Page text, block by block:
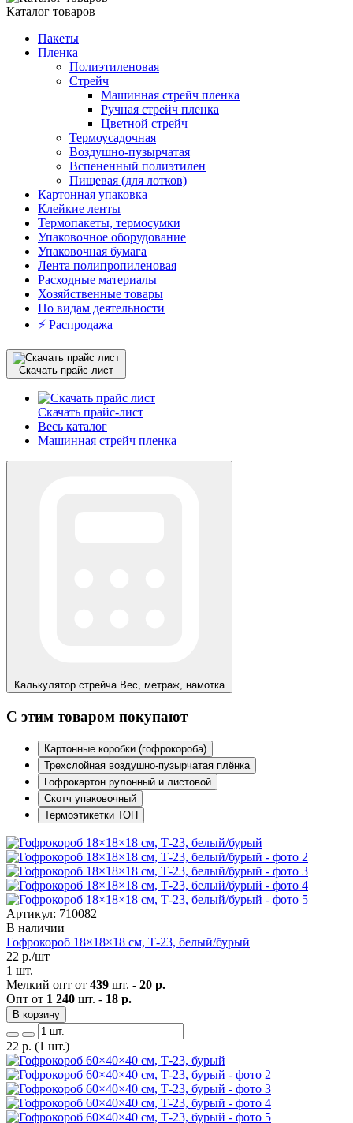
Каталог товаров
Пакеты
Пленка
Полиэтиленовая
Стрейч
Машинная стрейч пленка
Ручная стрейч пленка
Цветной стрейч
Термоусадочная
Воздушно-пузырчатая
Вспененный полиэтилен
Пищевая (для лотков)
Картонная упаковка
Клейкие ленты
Термопакеты, термосумки
Упаковочное оборудование
Упаковочная бумага
Лента полипропиленовая
Расходные материалы
Хозяйственные товары
По видам деятельности
⚡️ Распродажа
Скачать прайс-лист
Скачать прайс-лист
Весь каталог
Машинная стрейч пленка
Калькулятор стрейча Вес, метраж, намотка
С этим товаром покупают
Картонные коробки (гофрокороба)
Трехслойная воздушно-пузырчатая плёнка
Гофрокартон рулонный и листовой
Скотч упаковочный
Термоэтикетки ТОП
Артикул: 710082
В наличии
Гофрокороб 18×18×18 см, Т-23, белый/бурый
22 р./шт
1 шт.
Мелкий опт от 439 шт. - 20 р.
Опт от 1 240 шт. - 18 р.
В корзину
22 р. (1 шт.)